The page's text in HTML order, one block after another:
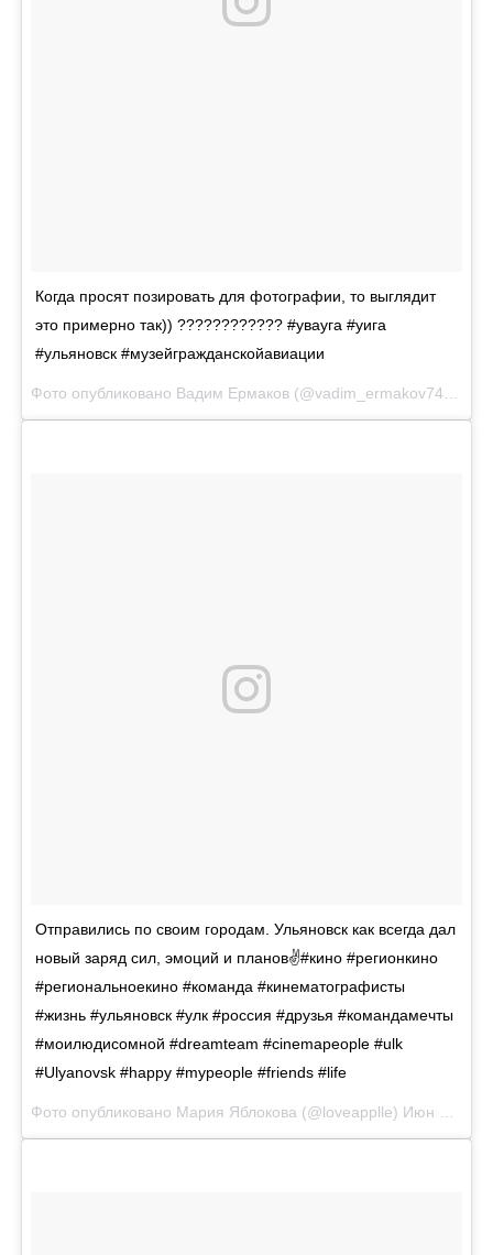
Когда просят позировать для фотографии, то выглядит
это примерно так)) ???????????? #увауга #уига
#ульяновск #музейгражданскойавиации
Отправились по своим городам. Ульяновск как всегда дал
новый заряд сил, эмоций и планов✌#кино #регионкино
#региональноекино #команда #кинематографисты
#жизнь #ульяновск #улк #россия #друзья #командамечты
#моилюдисомной #dreamteam #cinemapeople #ulk
#Ulyanovsk #happy #mypeople #friends #life
Фото опубликовано Мария Яблокова (@loveapplle) Июн 1 2016 в 6:52 PDT